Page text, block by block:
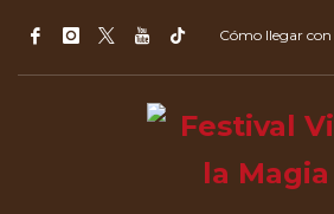
Cómo llegar con